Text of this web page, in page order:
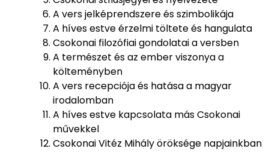
A vers jelképrendszere és szimbolikája
A híves estve érzelmi töltete és hangulata
Csokonai filozófiai gondolatai a versben
A természet és az ember viszonya a
költeményben
A vers recepciója és hatása a magyar
irodalomban
A híves estve kapcsolata más Csokonai
művekkel
Csokonai Vitéz Mihály öröksége napjainkban